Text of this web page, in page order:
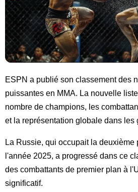
ESPN a publié son classement des
puissantes en MMA. La nouvelle
nombre de champions, les
et la représentation globale dans les
La Russie, qui occupait la deuxième
l'année 2025, a progressé dans ce
des combattants de premier plan à
significatif.